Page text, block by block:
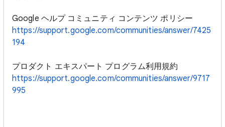
Google ヘルプ コミュニティ コンテンツ ポリシー
https://support.google.com/communities/answer/7425
194
プロダクト エキスパート プログラム利用規約
https://support.google.com/communities/answer/9717
995